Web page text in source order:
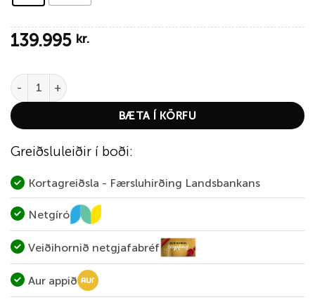
139.995 kr.
Hardy Cascapedia Fly Reel quantity
BÆTA Í KÖRFU
Greiðsluleiðir í boði:
Kortagreiðsla - Færsluhirðing Landsbankans
Netgíró
Veiðihornið netgjafabréf
Aur appið